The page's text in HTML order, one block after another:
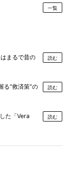
一覧
まるで昔の
読む
“救済策”の
読む
た「Vera
読む